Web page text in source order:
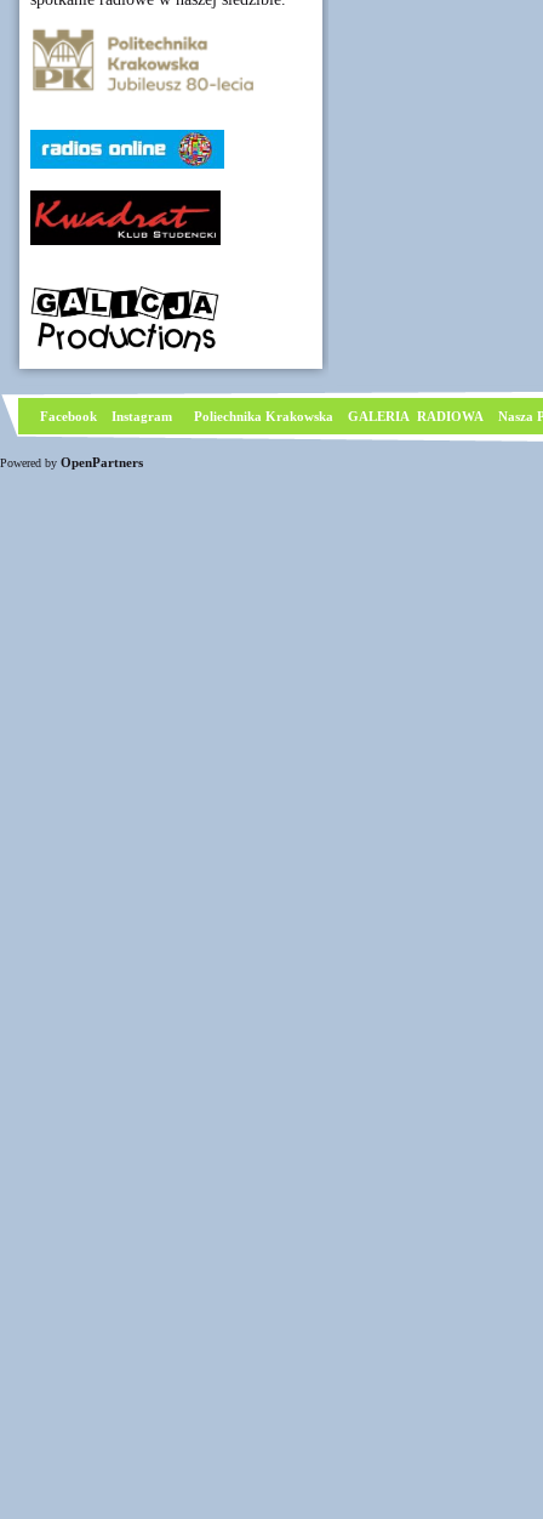
Facebook Instagram Poliechnika Krakowska GALERIA RADIOWA Nasza
Powered by OpenPartners